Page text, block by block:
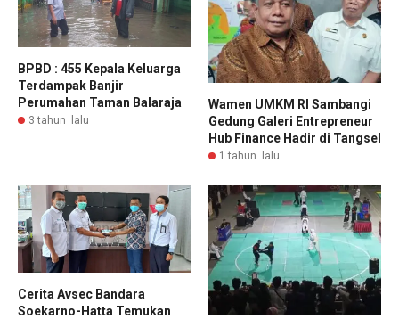
BPBD : 455 Kepala Keluarga
Terdampak Banjir
Perumahan Taman Balaraja
3 tahun lalu
Wamen UMKM RI Sambangi
Gedung Galeri Entrepreneur
Hub Finance Hadir di Tangsel
1 tahun lalu
Cerita Avsec Bandara
Soekarno-Hatta Temukan